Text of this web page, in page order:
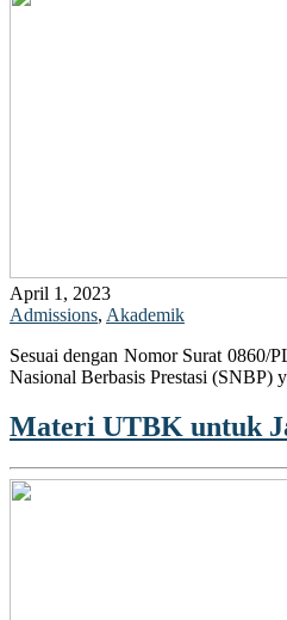
April 1, 2023
Admissions, Akademik
Sesuai dengan Nomor Surat 0860/
Nasional Berbasis Prestasi (SNBP)
Materi UTBK untuk